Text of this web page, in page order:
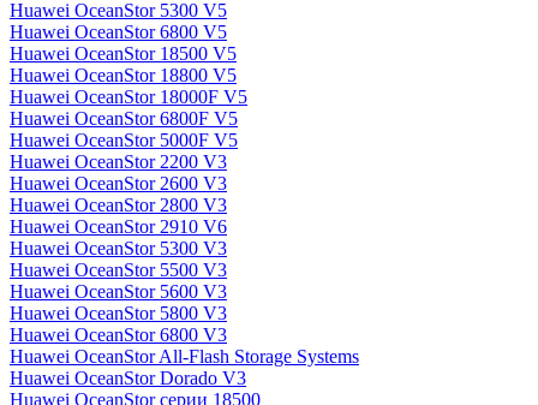
Huawei OceanStor 5300 V5
Huawei OceanStor 6800 V5
Huawei OceanStor 18500 V5
Huawei OceanStor 18800 V5
Huawei OceanStor 18000F V5
Huawei OceanStor 6800F V5
Huawei OceanStor 5000F V5
Huawei OceanStor 2200 V3
Huawei OceanStor 2600 V3
Huawei OceanStor 2800 V3
Huawei OceanStor 2910 V6
Huawei OceanStor 5300 V3
Huawei OceanStor 5500 V3
Huawei OceanStor 5600 V3
Huawei OceanStor 5800 V3
Huawei OceanStor 6800 V3
Huawei OceanStor All-Flash Storage Systems
Huawei OceanStor Dorado V3
Huawei OceanStor серии 18500